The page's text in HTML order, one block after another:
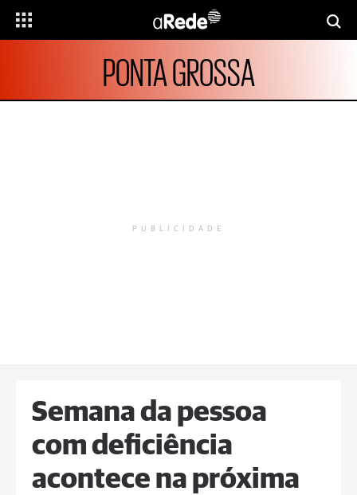
PONTA GROSSA
PUBLICIDADE
Semana da pessoa
com deficiência
acontece na próxima